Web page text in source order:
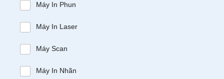
Máy In Phun
Máy In Laser
Máy Scan
Máy In Nhãn